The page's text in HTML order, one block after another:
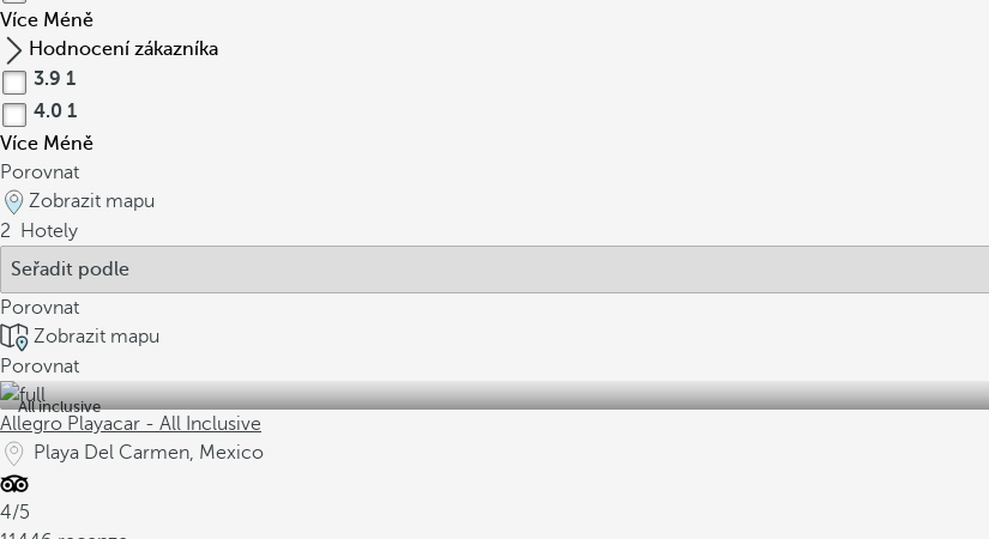
Více Méně
Hodnocení zákazníka
3.9 1
4.0 1
Více Méně
Porovnat
Zobrazit mapu
2
Hotely
Porovnat
Zobrazit mapu
Porovnat
All inclusive
Allegro Playacar - All Inclusive
Playa Del Carmen, Mexico
4/5